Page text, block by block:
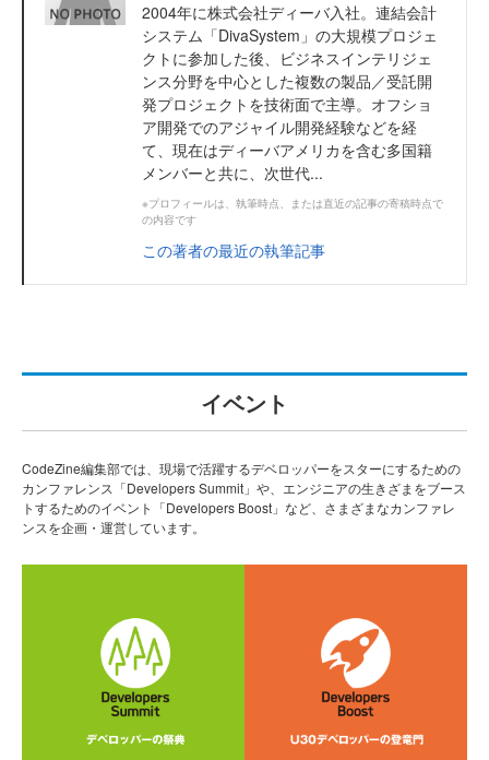
2004年に株式会社ディーバ入社。連結会計
システム「DivaSystem」の大規模プロジェ
クトに参加した後、ビジネスインテリジェ
ンス分野を中心とした複数の製品／受託開
発プロジェクトを技術面で主導。オフショ
ア開発でのアジャイル開発経験などを経
て、現在はディーバアメリカを含む多国籍
メンバーと共に、次世代...
※プロフィールは、執筆時点、または直近の記事の寄稿時点で
の内容です
この著者の最近の執筆記事
イベント
CodeZine編集部では、現場で活躍するデベロッパーをスターにするための
カンファレンス「Developers Summit」や、エンジニアの生きざまをブース
トするためのイベント「Developers Boost」など、さまざまなカンファレ
ンスを企画・運営しています。